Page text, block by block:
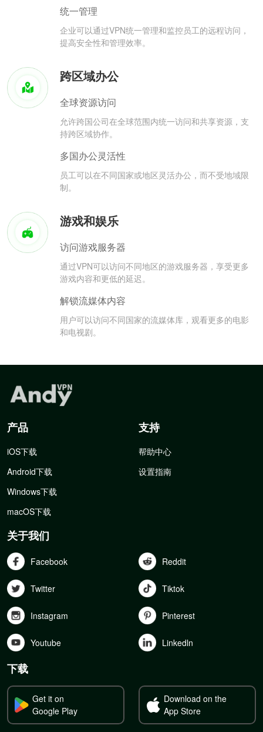
统一管理
企业可以通过VPN统一管理和监控员工的远程访问，
提高安全性和管理效率。
跨区域办公
全球资源访问
允许跨国公司在全球范围内统一访问和共享资源，支
持跨区域协作。
多国办公灵活性
员工可以在不同国家或地区灵活办公，而不受地域限
制。
游戏和娱乐
访问游戏服务器
通过VPN可以访问不同地区的游戏服务器，享受更多
游戏内容和更低的延迟。
解锁流媒体内容
用户可以访问不同国家的流媒体库，观看更多的电影
和电视剧。
产品
iOS下载
Android下载
Windows下载
macOS下载
支持
帮助中心
设置指南
关于我们
Facebook Reddit
Twitter Tiktok
Instagram Pinterest
Youtube Linkedln
下载
Get it on
Google Play
Download on the
App Store